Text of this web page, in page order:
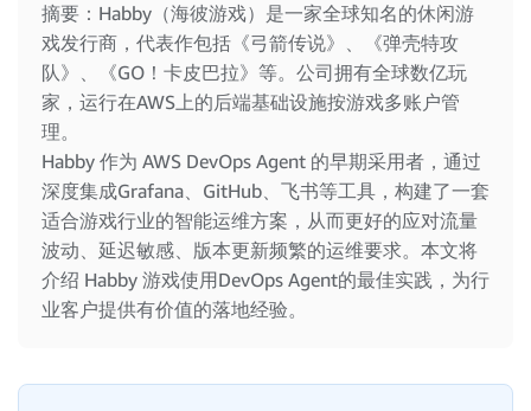
摘要：Habby（海彼游戏）是一家全球知名的休闲游
戏发行商，代表作包括《弓箭传说》、《弹壳特攻
队》、《GO！卡皮巴拉》等。公司拥有全球数亿玩
家，运行在AWS上的后端基础设施按游戏多账户管
理。
Habby 作为 AWS DevOps Agent 的早期采用者，通过
深度集成Grafana、GitHub、飞书等工具，构建了一套
适合游戏行业的智能运维方案，从而更好的应对流量
波动、延迟敏感、版本更新频繁的运维要求。本文将
介绍 Habby 游戏使用DevOps Agent的最佳实践，为行
业客户提供有价值的落地经验。